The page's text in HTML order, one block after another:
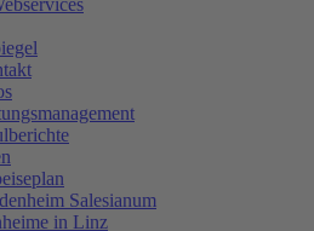
Salesianum
in Linz